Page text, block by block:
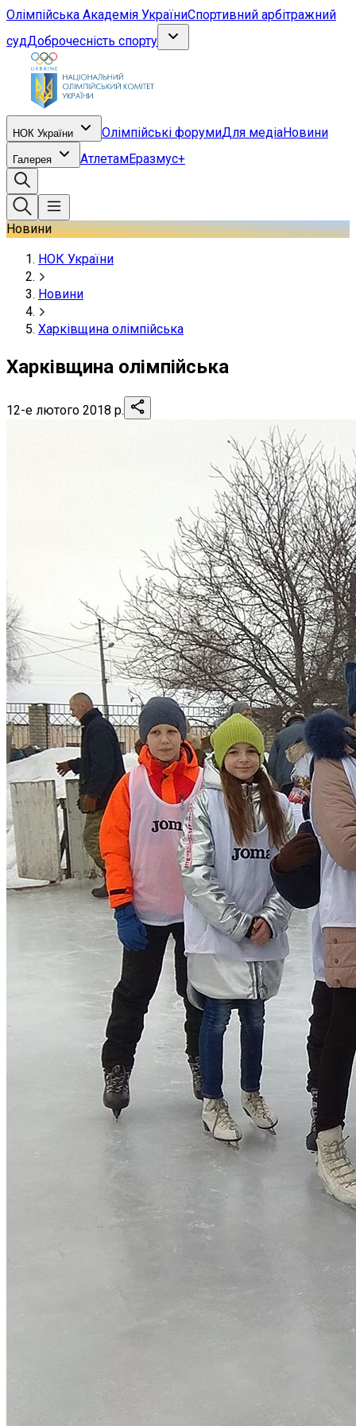
Олімпійська Академія УкраїниСпортивний арбітражний
судДоброчесність спорту
НОК України Олімпійські форумиДля медіаНовини
Галерея АтлетамЕразмус+
Новини
НОК України
Новини
Харківщина олімпійська
Харківщина олімпійська
12-е лютого 2018 р.